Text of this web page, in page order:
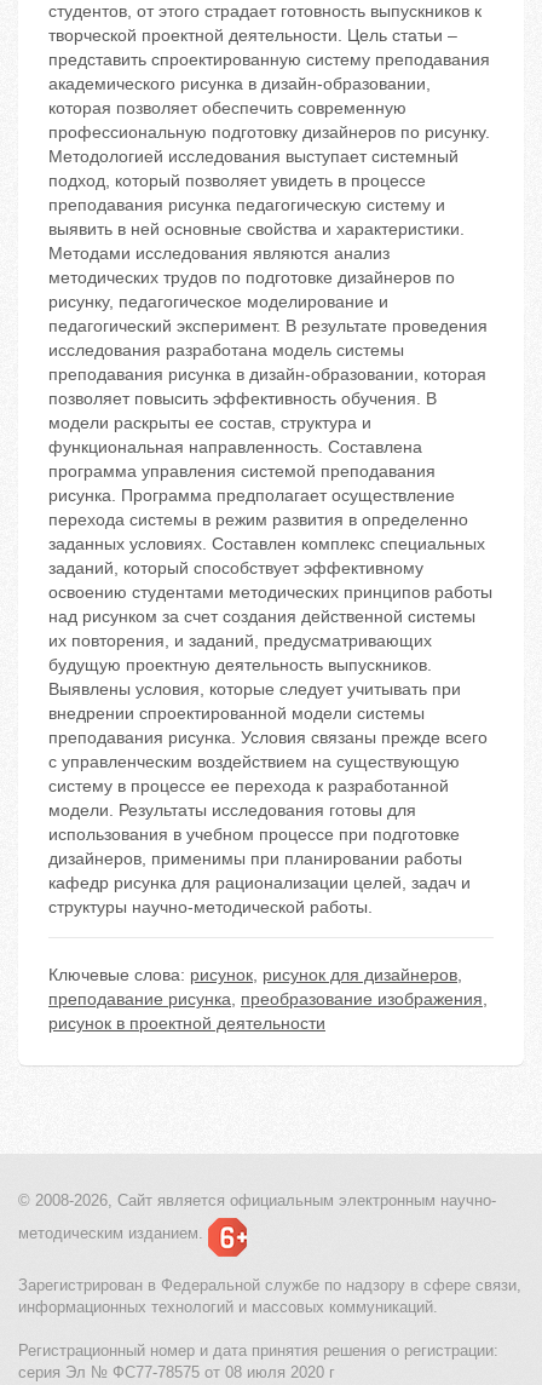
студентов, от этого страдает готовность выпускников к
творческой проектной деятельности. Цель статьи –
представить спроектированную систему преподавания
академического рисунка в дизайн-образовании,
которая позволяет обеспечить современную
профессиональную подготовку дизайнеров по рисунку.
Методологией исследования выступает системный
подход, который позволяет увидеть в процессе
преподавания рисунка педагогическую систему и
выявить в ней основные свойства и характеристики.
Методами исследования являются анализ
методических трудов по подготовке дизайнеров по
рисунку, педагогическое моделирование и
педагогический эксперимент. В результате проведения
исследования разработана модель системы
преподавания рисунка в дизайн-образовании, которая
позволяет повысить эффективность обучения. В
модели раскрыты ее состав, структура и
функциональная направленность. Составлена
программа управления системой преподавания
рисунка. Программа предполагает осуществление
перехода системы в режим развития в определенно
заданных условиях. Составлен комплекс специальных
заданий, который способствует эффективному
освоению студентами методических принципов работы
над рисунком за счет создания действенной системы
их повторения, и заданий, предусматривающих
будущую проектную деятельность выпускников.
Выявлены условия, которые следует учитывать при
внедрении спроектированной модели системы
преподавания рисунка. Условия связаны прежде всего
с управленческим воздействием на существующую
систему в процессе ее перехода к разработанной
модели. Результаты исследования готовы для
использования в учебном процессе при подготовке
дизайнеров, применимы при планировании работы
кафедр рисунка для рационализации целей, задач и
структуры научно-методической работы.
Ключевые слова: рисунок, рисунок для дизайнеров,
преподавание рисунка, преобразование изображения,
рисунок в проектной деятельности
© 2008-2026, Сайт является официальным электронным научно-
методическим изданием.
Зарегистрирован в Федеральной службе по надзору в сфере связи,
информационных технологий и массовых коммуникаций.
Регистрационный номер и дата принятия решения о регистрации:
серия Эл № ФС77-78575 от 08 июля 2020 г